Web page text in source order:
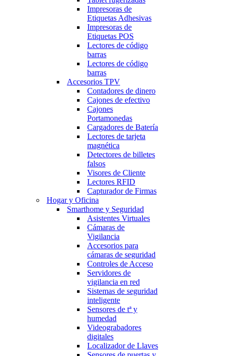
Impresoras de
Etiquetas Adhesivas
Impresoras de
Etiquetas POS
Lectores de código
barras
Lectores de código
barras
Accesorios TPV
Contadores de dinero
Cajones de efectivo
Cajones
Portamonedas
Cargadores de Batería
Lectores de tarjeta
magnética
Detectores de billetes
falsos
Visores de Cliente
Lectores RFID
Capturador de Firmas
Hogar y Oficina
Smarthome y Seguridad
Asistentes Virtuales
Cámaras de
Vigilancia
Accesorios para
cámaras de seguridad
Controles de Acceso
Servidores de
vigilancia en red
Sistemas de seguridad
inteligente
Sensores de tª y
humedad
Videograbadores
digitales
Localizador de Llaves